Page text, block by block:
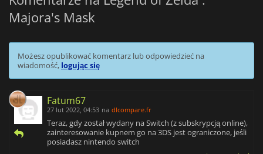
Boombersa, który wskazuje misje w toku lub w przyszłości i
oczywiście maski, wszystkie z różnymi mocami, które Link
Majora's Mask
Możesz opublikować komentarz lub odpowiedzieć na
wiadomość, logując się
Fatum67
27 lut 2022, 04:53 na dlcompare.fr
Teraz, gdy został wydany na Switch (z subskrypcją online),
zainteresowanie kupnem go na 3DS jest ograniczone, jeśli
posiadasz nintendo switch